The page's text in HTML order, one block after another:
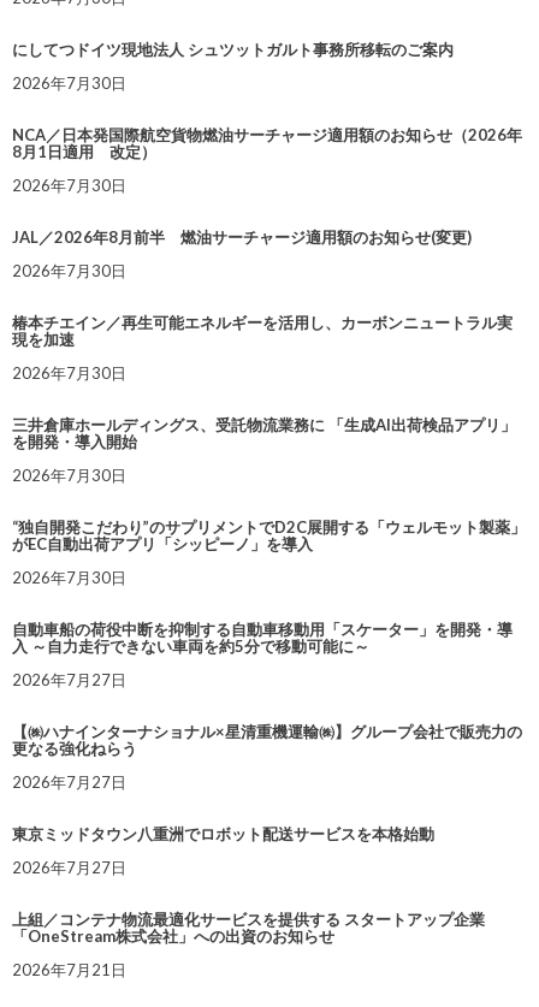
にしてつドイツ現地法人 シュツットガルト事務所移転のご案内
2026年7月30日
NCA／日本発国際航空貨物燃油サーチャージ適用額のお知らせ（2026年
8月1日適用 改定）
2026年7月30日
JAL／2026年8月前半 燃油サーチャージ適用額のお知らせ(変更)
2026年7月30日
椿本チエイン／再生可能エネルギーを活用し、カーボンニュートラル実
現を加速
2026年7月30日
三井倉庫ホールディングス、受託物流業務に 「生成AI出荷検品アプリ」
を開発・導入開始
2026年7月30日
“独自開発こだわり”のサプリメントでD2C展開する「ウェルモット製薬」
がEC自動出荷アプリ「シッピーノ」を導入
2026年7月30日
自動車船の荷役中断を抑制する自動車移動用「スケーター」を開発・導
入 ～自力走行できない車両を約5分で移動可能に～
2026年7月27日
【㈱ハナインターナショナル×星清重機運輸㈱】グループ会社で販売力の
更なる強化ねらう
2026年7月27日
東京ミッドタウン八重洲でロボット配送サービスを本格始動
2026年7月27日
上組／コンテナ物流最適化サービスを提供する スタートアップ企業
「OneStream株式会社」への出資のお知らせ
2026年7月21日